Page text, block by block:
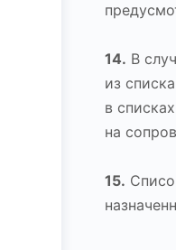
14. В
из
в
на
15.